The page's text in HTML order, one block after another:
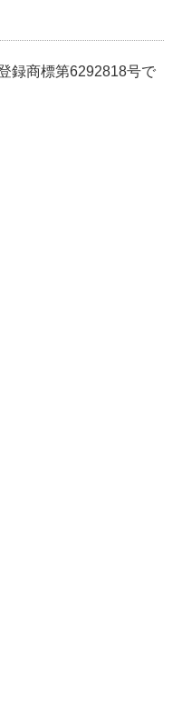
録商標第6292818号で